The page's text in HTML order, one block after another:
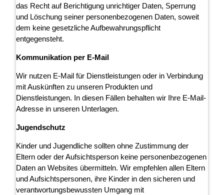
das Recht auf Berichtigung unrichtiger Daten, Sperrung
und Löschung seiner personenbezogenen Daten, soweit
dem keine gesetzliche Aufbewahrungspflicht
entgegensteht.
Kommunikation per E-Mail
Wir nutzen E-Mail für Dienstleistungen oder in Verbindung
mit Auskünften zu unseren Produkten und
Dienstleistungen. In diesen Fällen behalten wir Ihre E-Mail-
Adresse in unseren Unterlagen.
Jugendschutz
Kinder und Jugendliche sollten ohne Zustimmung der
Eltern oder der Aufsichtsperson keine personenbezogenen
Daten an Websites übermitteln. Wir empfehlen allen Eltern
und Aufsichtspersonen, ihre Kinder in den sicheren und
verantwortungsbewussten Umgang mit